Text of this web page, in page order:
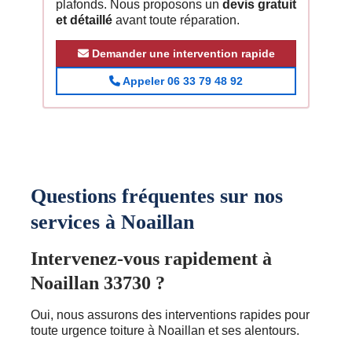
plafonds. Nous proposons un devis gratuit
et détaillé avant toute réparation.
Demander une intervention rapide
Appeler 06 33 79 48 92
Questions fréquentes sur nos
services à Noaillan
Intervenez-vous rapidement à
Noaillan 33730 ?
Oui, nous assurons des interventions rapides pour
toute urgence toiture à Noaillan et ses alentours.